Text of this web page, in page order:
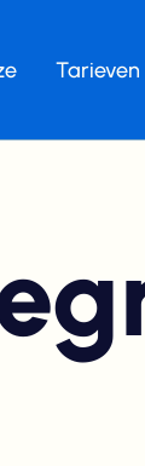
Tarieven